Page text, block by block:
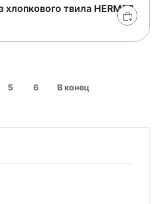
твила HERMES
5 6 В конец